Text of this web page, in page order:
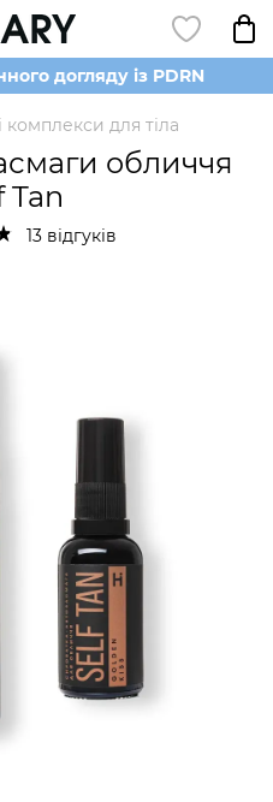
догляду із PDRN
комплекси для тіла
обличчя
Tan
13 відгуків